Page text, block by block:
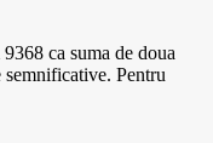
ca suma de doua
Pentru